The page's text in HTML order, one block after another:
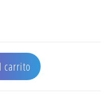
BARBERA METALICA
carrito